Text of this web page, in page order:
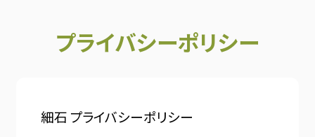
プライバシーポリシー
細石 プライバシーポリシー